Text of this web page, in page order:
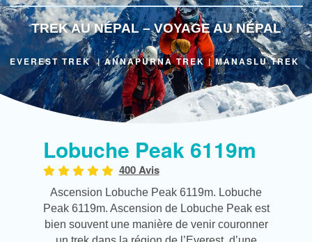
TREKAU NÉPAL – VOYAGE AU NÉPAL
EVEREST TREK|ANNAPURNA TREK|MANASLU TREK
Lobuche Peak 6119m
400 Avis
Ascension Lobuche Peak 6119m. Lobuche
Peak 6119m. Ascension de Lobuche Peak est
bien souvent une manière de venir couronner